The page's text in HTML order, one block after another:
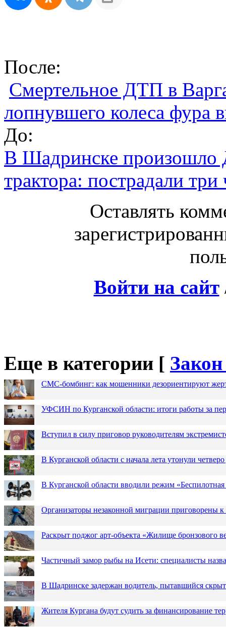
После:
Смертельное ДТП в
лопнувшего колеса фура
До:
В Шадринске произошло
трактора: пострадали три
Оставлять
Войти на сайт
Еще в категории [
СМС-бомбинг: как мошенники дезориентируют
УФСИН по Курганской области: итоги работы за
Вступил в силу приговор руководителям
В Курганской области с начала лета утонули четверо
В Курганской области вводили режим «Беспилотная
Организаторы незаконной миграции приговорены
Раскрыт поджог арт-объекта «Жилище бронзового
Частичный замор рыбы на Исети: специалисты
В Шадринске задержан водитель, пытавшийся
Жителя Кургана будут судить за финансирование